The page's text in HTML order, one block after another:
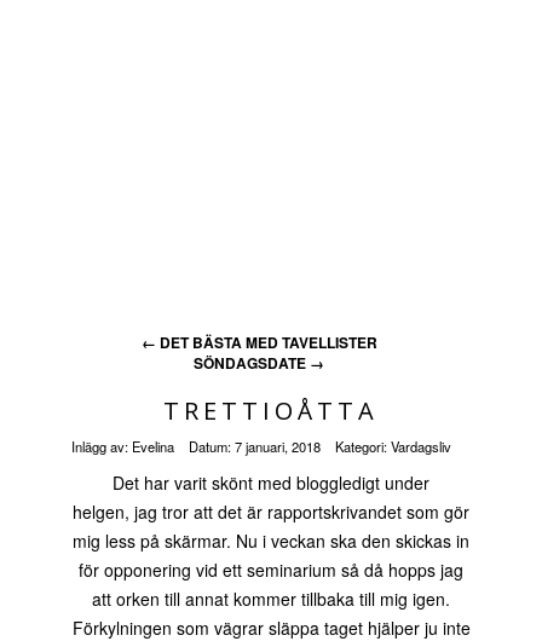
← DET BÄSTA MED TAVELLISTER
SÖNDAGSDATE →
TRETTIOÅTTA
Inlägg av: Evelina Datum:7 januari, 2018 Kategori:Vardagsliv
Det har varit skönt med bloggledigt under
helgen, jag tror att det är rapportskrivandet som gör
mig less på skärmar. Nu i veckan ska den skickas in
för opponering vid ett seminarium så då hopps jag
att orken till annat kommer tillbaka till mig igen.
Förkylningen som vägrar släppa taget hjälper ju inte